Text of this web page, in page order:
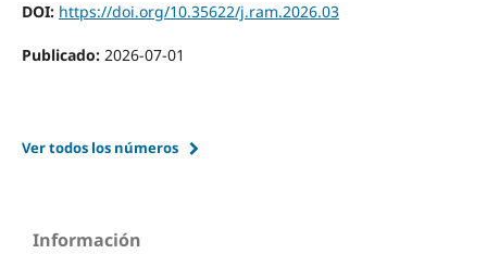
DOI: https://doi.org/10.35622/j.ram.2026.03
Publicado: 2026-07-01
Ver todos los números
Información